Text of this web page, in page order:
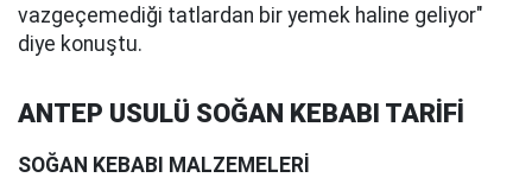
vazgeçemediği tatlardan bir yemek haline geliyor"
diye konuştu.
ANTEP USULÜ SOĞAN KEBABI TARİFİ
SOĞAN KEBABI MALZEMELERİ